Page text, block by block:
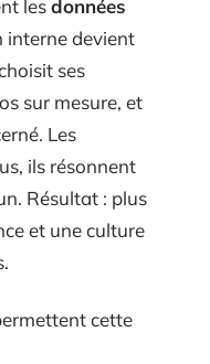
lesdonnées
interne devient
ses
sur mesure, et
Les
ils résonnent
Résultat : plus
et une culture
cette